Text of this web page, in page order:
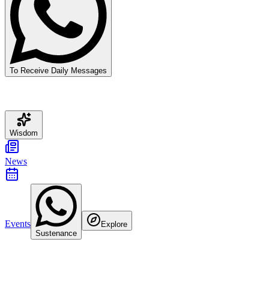
To Receive Daily Messages
Wisdom
News
Events
Sustenance
Explore